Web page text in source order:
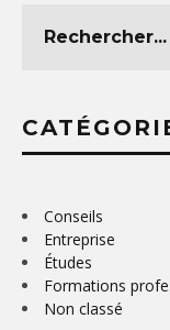
Conseils
Entreprise
Études
Formations
Non classé